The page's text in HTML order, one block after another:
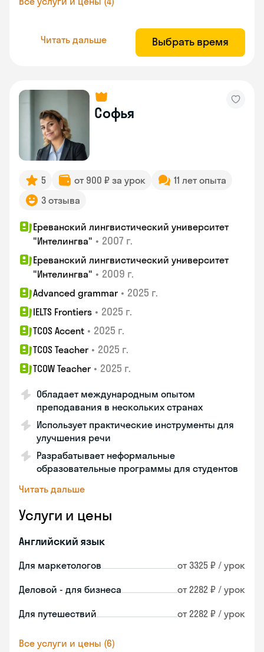
Читать дальше Выбрать время
Софья
5 от 900 ₽ за урок
11 лет опыта
3 отзыва
Ереванский лингвистический университет
"Интелингва" • 2007 г.
Ереванский лингвистический университет
"Интелингва" • 2009 г.
Advanced grammar • 2025 г.
IELTS Frontiers • 2025 г.
TCOS Accent • 2025 г.
TCOS Teacher • 2025 г.
TCOW Teacher • 2025 г.
Обладает международным опытом
преподавания в нескольких странах
Использует практические инструменты для
улучшения речи
Разрабатывает неформальные
образовательные программы для студентов
Читать дальше
Услуги и цены
Английский язык
Для маркетологов от 3325 ₽ / урок
Деловой - для бизнеса от 2282 ₽ / урок
Для путешествий от 2282 ₽ / урок
Все услуги и цены (6)